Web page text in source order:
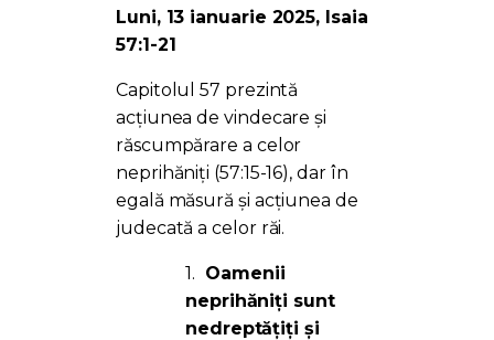
LOGIN MEMBER
PORTAL
Luni, 13 ianuarie 2025, Isaia
57:1-21
Capitolul 57 prezintă
acțiunea de vindecare și
răscumpărare a celor
neprihăniți (57:15-16), dar în
egală măsură și acțiunea de
judecată a celor răi.
1. Oamenii
neprihăniți sunt
nedreptățiți și